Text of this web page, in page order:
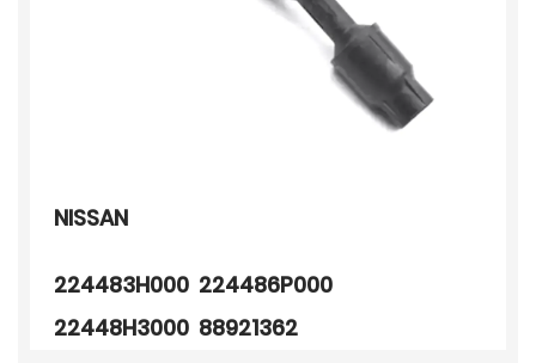
NISSAN
224483H000 224486P000
22448H3000 88921362